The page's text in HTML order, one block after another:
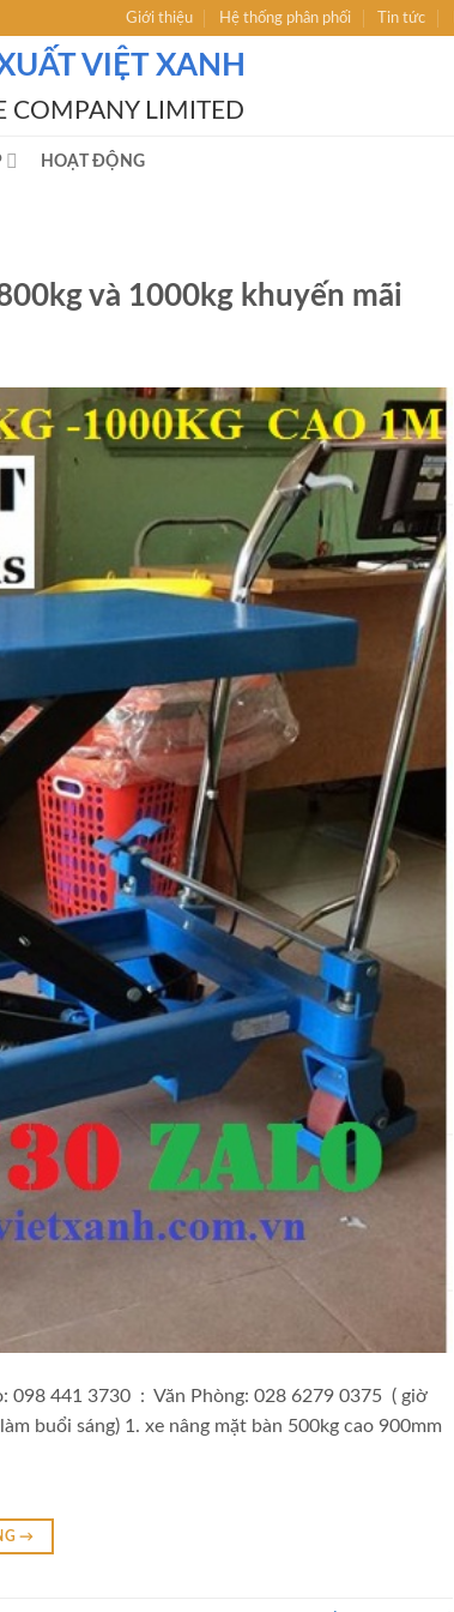
Giới thiệu Hệ thống phân phối Tin tức
VIỆT XANH
COMPANY LIMITED
HOẠT ĐỘNG
và 1000kg khuyến mãi
098 441 3730 : Văn Phòng: 028 6279 0375 ( giờ
buổi sáng) 1. xe nâng mặt bàn 500kg cao 900mm
→